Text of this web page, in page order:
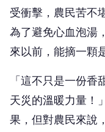
受衝擊，農民苦不
為了避免心血泡湯
來以前，能摘一顆
「這不只是一份
天災的溫暖力量！
果，但對農民來說